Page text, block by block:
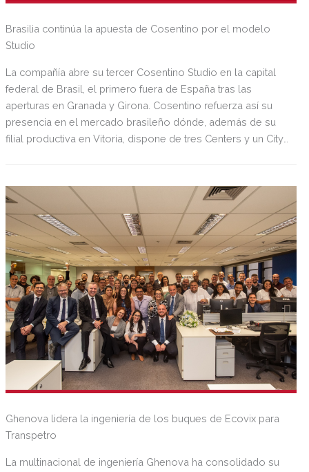
Brasilia continúa la apuesta de Cosentino por el modelo
Studio
La compañía abre su tercer Cosentino Studio en la capital
federal de Brasil, el primero fuera de España tras las
aperturas en Granada y Girona. Cosentino refuerza así su
presencia en el mercado brasileño dónde, además de su
filial productiva en Vitoria, dispone de tres Centers y un City
Ghenova lidera la ingeniería de los buques de Ecovix para
Transpetro
La multinacional de ingeniería Ghenova ha consolidado su